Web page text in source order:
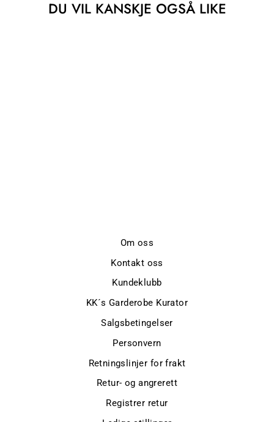
DU VIL KANSKJE OGSÅ LIKE
Om oss
Kontakt oss
Kundeklubb
KK´s Garderobe Kurator
Salgsbetingelser
Personvern
Retningslinjer for frakt
Retur- og angrerett
Registrer retur